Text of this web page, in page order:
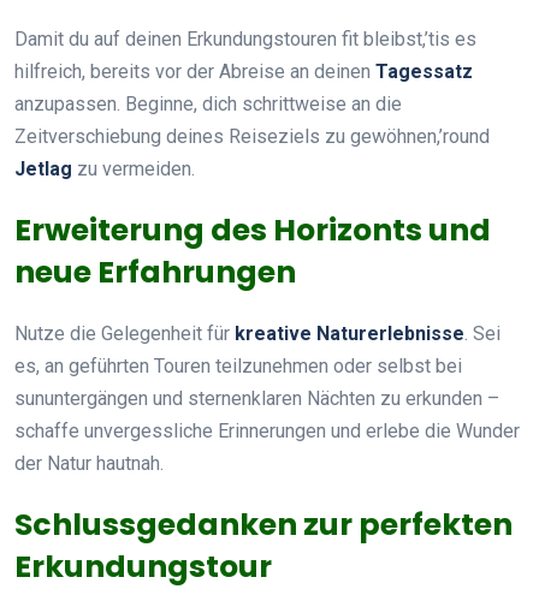
Damit du auf deinen Erkundungstouren fit bleibst,’tis es
hilfreich, bereits vor der Abreise an deinen Tagessatz
anzupassen. Beginne, dich schrittweise an die
Zeitverschiebung deines Reiseziels zu gewöhnen,’round
Jetlag zu vermeiden.
Erweiterung des Horizonts und
neue Erfahrungen
Nutze die Gelegenheit für kreative Naturerlebnisse. Sei
es, an geführten Touren teilzunehmen oder selbst bei
sununtergängen und sternenklaren Nächten zu erkunden –
schaffe unvergessliche Erinnerungen und erlebe die Wunder
der Natur hautnah.
Schlussgedanken zur perfekten
Erkundungstour